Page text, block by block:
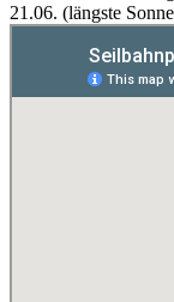
21.06. (längste